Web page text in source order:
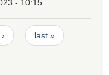
- 10:15
last »